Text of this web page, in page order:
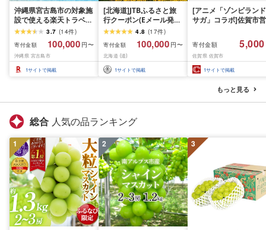
沖縄県宮古島市の対象施
設で使える楽天トラベル
クーポン 寄付額100,000
3.7 (14件)
寄付金額 100,000 円〜
沖縄県 宮古島市
1サイトで掲載
[北海道]JTBふるさと旅
行クーポン(Eメール発
行)30,000円分 旅行 トラ
ベル 宿泊 人気 おすすめ
JTBW030T
4.8 (17件)
寄付金額 100,000 円〜
北海道 (道)
1サイトで掲載
[アニメ「ゾンビランド
サガ」コラボ]佐賀市営
寄付金額 5,000
佐賀県 佐賀市
1サイトで掲載
もっと見る
総合 人気の品ランキング
1 2 3